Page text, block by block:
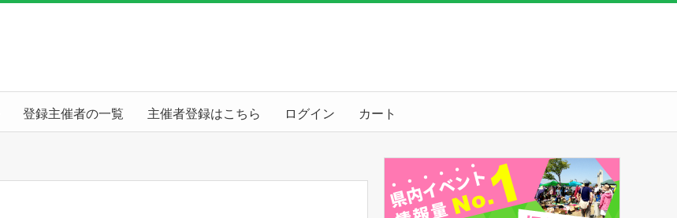
登録主催者の一覧 主催者登録はこちら ログイン カート